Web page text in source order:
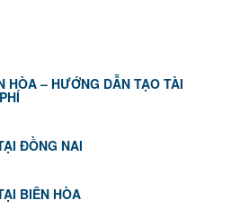
HÒA – HƯỚNG DẪN TẠO TÀI
ĐỒNG NAI
BIÊN HÒA